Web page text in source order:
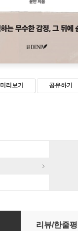
미리보기 공유하기
리뷰/한줄평